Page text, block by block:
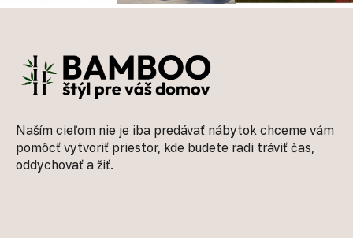
Naším cieľom nie je iba predávať nábytok chceme vám
pomôcť vytvoriť priestor, kde budete radi tráviť čas,
oddychovať a žiť.